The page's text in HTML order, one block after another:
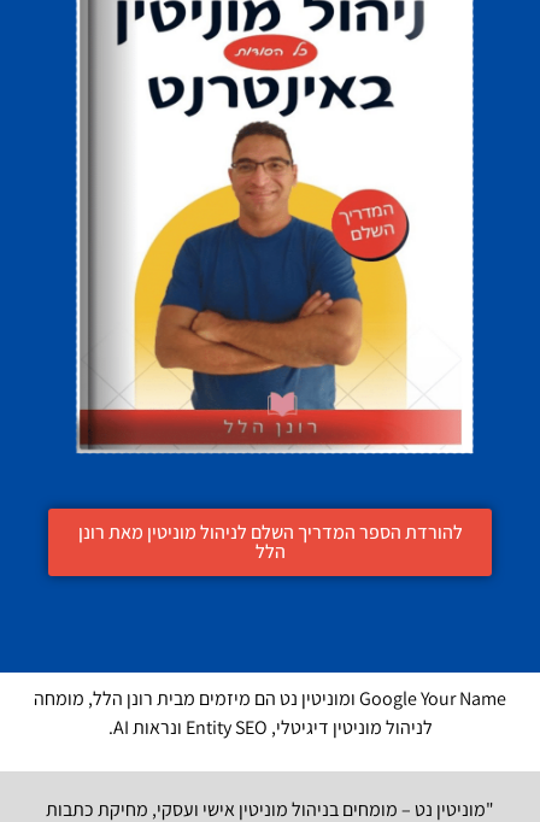
להורדת הספר המדריך השלם לניהול מוניטין מאת רונן
הלל
Google Your Name ומוניטין נט הם מיזמים מבית רונן הלל, מומחה
לניהול מוניטין דיגיטלי, Entity SEO ונראות AI.
"מוניטין נט – מומחים בניהול מוניטין אישי ועסקי, מחיקת כתבות